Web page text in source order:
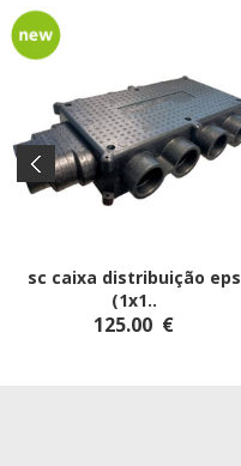
sc caixa distribuição eps
(1x1..
125.00 €